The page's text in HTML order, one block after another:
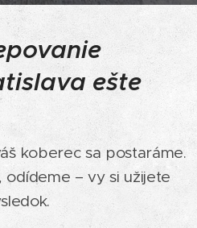
ešte
koberec sa postaráme.
odídeme – vy si užijete